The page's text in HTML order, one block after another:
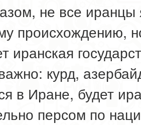
не все иранцы
происхождению,
иранская
курд,
в Иране, будет
персом по